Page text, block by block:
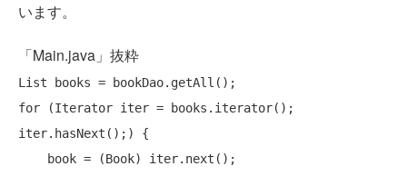
います。
「Main.java」抜粋
for (Iterator iter = books.iterator();
iter.hasNext();) {